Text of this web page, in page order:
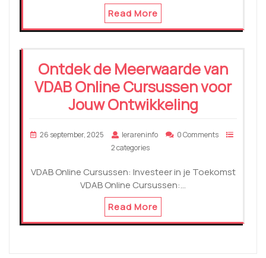
Read More
Ontdek de Meerwaarde van
VDAB Online Cursussen voor
Jouw Ontwikkeling
26 september, 2025 lerareninfo
0 Comments
2 categories
VDAB Online Cursussen: Investeer in je Toekomst
VDAB Online Cursussen:…
Read More